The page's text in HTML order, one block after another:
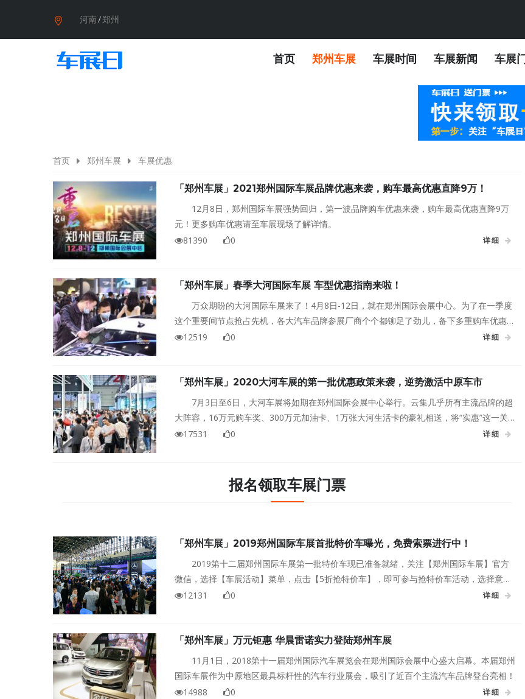
河南/郑州
首页 郑州车展 车展时间 车展新闻 车展
首页 郑州车展 车展优惠
「郑州车展」2021郑州国际车展品牌优惠来袭，购车最高优惠直降9万！
12月8日，郑州国际车展强势回归，第一波品牌购车优惠来袭，购车最高优惠直降9万
元！更多购车优惠请至车展现场了解详情。
81390
0 详细
「郑州车展」春季大河国际车展 车型优惠指南来啦！
万众期盼的大河国际车展来了！4月8日-12日，就在郑州国际会展中心。为了在一季度
这个重要间节点抢占先机，各大汽车品牌参展厂商个个都铆足了劲儿，备下多重购车优惠政
策，万元现金优惠比比皆是，还有车展限定特惠名额等你来抢。超低首付，万元置换补贴，
12519 0 详细
「郑州车展」2020大河车展的第一批优惠政策来袭，逆势激活中原车市
7月3日至6日，大河车展将如期在郑州国际会展中心举行。云集几乎所有主流品牌的超
大阵容，16万元购车奖、300万元加油卡、1万张大河生活卡的豪礼相送，将“实惠”这一关
键词，注解得淋漓尽致。
17531 0 详细
报名领取车展门票
「郑州车展」2019郑州国际车展首批特价车曝光，免费索票进行中！
2019第十二届郑州国际车展第一批特价车现已准备就绪，关注【郑州国际车展】官方
微信，选择【车展活动】菜单，点击【5折抢特价车】，即可参与抢特价车活动，选择意向
特价车型，获得专属抢特价车资格券，保存券号，车展期间随机抽取，成为准车主。
12131 0 详细
「郑州车展」万元钜惠 华晨雷诺实力登陆郑州车展
11月1日，2018第十一届郑州国际汽车展览会在郑州国际会展中心盛大启幕。本届郑州
国际车展作为中原地区最具标杆性的汽车行业展会，吸引了近百个主流汽车品牌登台亮相！
14988
0 详细